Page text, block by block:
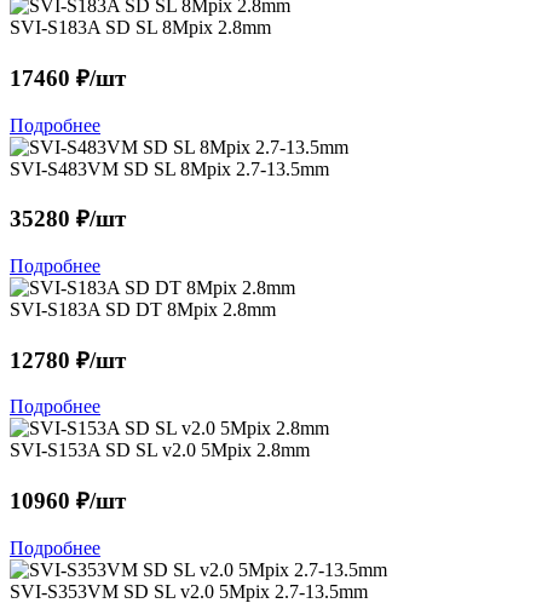
SVI-S183A SD SL 8Mpix 2.8mm
17460 ₽/шт
Подробнее
SVI-S483VM SD SL 8Mpix 2.7-13.5mm
35280 ₽/шт
Подробнее
SVI-S183A SD DT 8Mpix 2.8mm
12780 ₽/шт
Подробнее
SVI-S153A SD SL v2.0 5Mpix 2.8mm
10960 ₽/шт
Подробнее
SVI-S353VM SD SL v2.0 5Mpix 2.7-13.5mm